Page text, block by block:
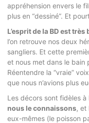
appréhension envers le
plus en “dessiné”. Et
L’esprit de la BD est
l’on retrouve nos deux
sangliers. Et cette
et nous met dans le bain
Réentendre la “vraie”
que nous n’avions plus
Les décors sont fidèles à
nous le connaissons, et
eux-mêmes (le poisson